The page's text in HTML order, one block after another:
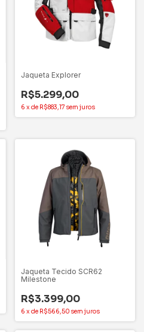
Jaqueta Explorer
R$5.299,00
6 xde R$883,17 sem juros
Jaqueta Tecido SCR62
Milestone
R$3.399,00
6 xde R$566,50 sem juros